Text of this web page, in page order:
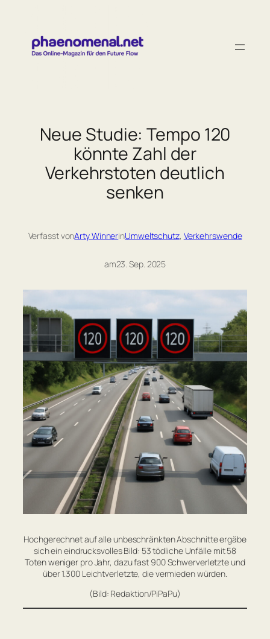
springen
Neue Studie: Tempo 120
könnte Zahl der
Verkehrstoten deutlich
senken
Verfasst vonArty WinnerinUmweltschutz, Verkehrswende
am23. Sep. 2025
Hochgerechnet auf alle unbeschränkten Abschnitte ergäbe
sich ein eindrucksvolles Bild: 53 tödliche Unfälle mit 58
Toten weniger pro Jahr, dazu fast 900 Schwerverletzte und
über 1.300 Leichtverletzte, die vermieden würden.
(Bild: Redaktion/PiPaPu)